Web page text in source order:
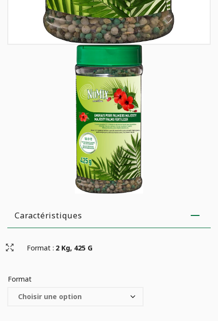
Caractéristiques
Format : 2 Kg, 425 G
Format